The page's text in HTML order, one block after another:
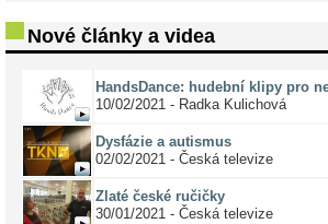
Nové články a videa
HandsDance: hudební klipy pro
10/02/2021 - Radka Kulichová
Dysfázie a autismus
02/02/2021 - Česká televize
Zlaté české ručičky
30/01/2021 - Česká televize